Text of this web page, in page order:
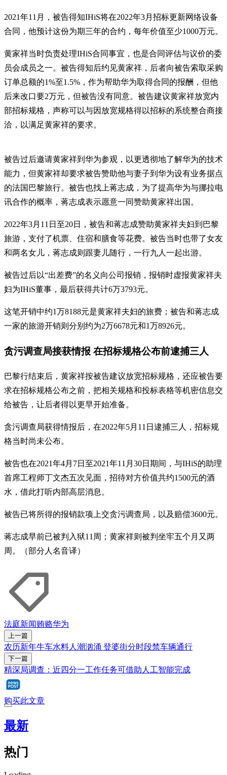
2021年11月，被告得知IHiS将在2022年3月招标更新网络设备
合同，他预计这份为期三年的合约，每年价值至少1000万元。
黄家祥当时负责处理IHiS合同事宜，也是合同评估与议价的委
员会成员之一。被告得知后约见黄家祥，后者向被告索取采购
订单总额的1%至1.5%，作为帮助华为取得合同的报酬，但他
后来改口要2万元，但被告没有同意。被告建议黄家祥放宽内
部招标规格，声称可以与因放宽规格得以招标的系统整合商接
洽，以满足黄家祥的要求。
被告过后邀请黄家祥到华为参观，以更透彻地了解华为的技术
能力，但黄家祥却要求被告赞助他与妻子到华为设有业务据点
的法国巴黎旅行。被告也找上蒋志成，为了提高华为与挪拉电
讯合作的概率，蒋志成表示愿意一同赞助黄家祥出国。
2022年3月11日至20日，被告和蒋志成赞助黄家祥夫妇到巴黎
旅游，支付了机票、住宿和膳食等花费。被告当时也带了女友
和两名女儿，蒋志成则跟妻儿随行，一行九人一起出游。
被告过后以“出差费”的名义向公司报销，报销时虚报黄家祥夫
妇为IHiS董事，最后获得共计6万3793元。
这笔开销中约1万8188元是黄家祥夫妇的旅费；被告和蒋志成
一家的旅游开销则分别约为2万6678元和1万8926元。
贪污调查局接获情报 在招标规格公布前逮捕三人
巴黎行结束后，黄家祥按被告建议放宽招标规格，还应被告要
求在招标规格公布之前，把相关规格和投标表格等机密信息交
给被告，让后者得以更早开始准备。
贪污调查局获得情报后，在2022年5月11日逮捕三人，招标规
格当时尚未公布。
被告也在2021年4月7日至2021年11月30日期间，与IHiS的助理
首席工程师丁文杰五次见面，招待对方价值共约1500元的酒
水，借此打听内部高层消息。
被告已将所得的报销款项上交贪污调查局，以及赔偿3600元。
蒋志成早前已被判入狱11周；黄家祥则被判坐牢五个月又两
周。（部分人名音译）
法庭新闻贿赂华为
上一篇
农历新年牛车水料人潮汹涌 登婆街分时段禁车辆通行
下一篇
精深局调查：近四分一工作任务可借助人工智能完成
购买此文章
最新
热门